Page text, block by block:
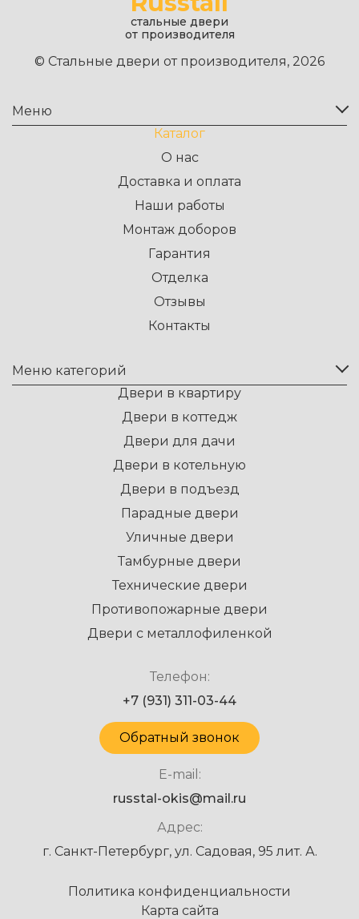
стальные двери
от производителя
© Стальные двери от производителя, 2026
Меню
Каталог
О нас
Доставка и оплата
Наши работы
Монтаж доборов
Гарантия
Отделка
Отзывы
Контакты
Меню категорий
Двери в квартиру
Двери в коттедж
Двери для дачи
Двери в котельную
Двери в подъезд
Парадные двери
Уличные двери
Тамбурные двери
Технические двери
Противопожарные двери
Двери с металлофиленкой
Телефон:
+7 (931) 311-03-44
Обратный звонок
E-mail:
russtal-okis@mail.ru
Адрес:
г. Санкт-Петербург, ул. Садовая, 95 лит. А.
Политика конфиденциальности
Карта сайта